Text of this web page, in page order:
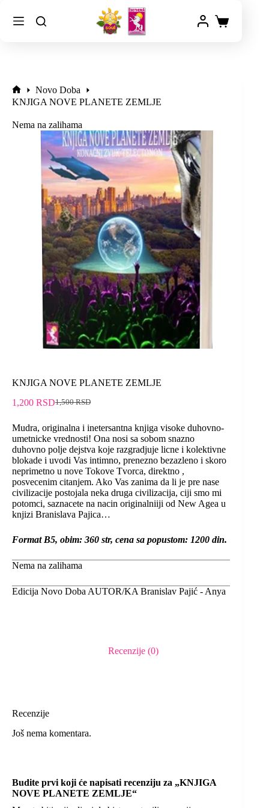
Novo Doba
KNJIGA NOVE PLANETE ZEMLJE
Nema na zalihama
KNJIGA NOVE PLANETE ZEMLJE
1,500RSD
1,200 RSD
Mudra, originalna i inetersantna knjiga visoke duhovno-
umetnicke vrednosti! Ona nosi sa sobom snazno
duhovno polje dejstva koje razgradjuje licne i kolektivne
blokade i uvodi Vas intimno, prenezno bezazleno i skoro
neprimetno u nove Tokove Tvorca, direktno ,
posvecenim citanjem. Ako Vas zanima da li je pre nase
civilizacije postojala neka druga civilizacija, ciji smo mi
potomci, saznacete na nacin originalniiji od New Agea u
knjizi Branislava Pajica…
Format B5, obim: 360 str, cena sa popustom: 1200 din.
Nema na zalihama
Edicija Novo Doba AUTOR/KA Branislav Pajić - Anya
Recenzije (0)
Recenzije
Još nema komentara.
Budite prvi koji će napisati recenziju za „KNJIGA
NOVE PLANETE ZEMLJE“